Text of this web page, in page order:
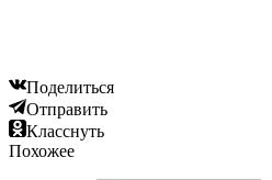
Поделиться
Отправить
Класснуть
Похожее